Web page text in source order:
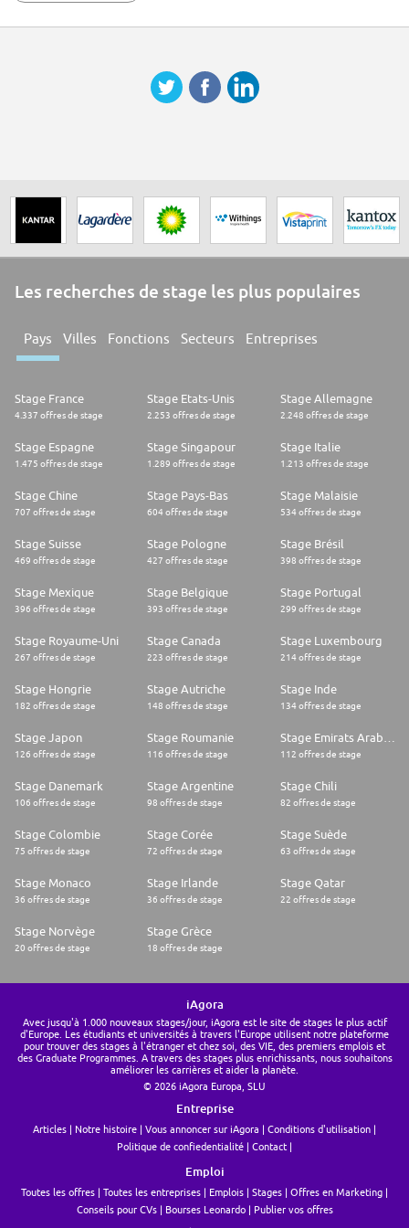
Disponibilidad de viajar
Razonamiento Lógico-Matemático
Análisis y solución de problemas
Aprendizaje constante
Mejora continua
Ninguno
Les recherches de stage les plus populaires
Pays Villes Fonctions Secteurs Entreprises
Stage France
4.337 offres de stage
Stage Etats-Unis
2.253 offres de stage
Stage Allemagne
2.248 offres de stage
Stage Espagne
1.475 offres de stage
Stage Singapour
1.289 offres de stage
Stage Italie
1.213 offres de stage
Stage Chine
707 offres de stage
Stage Pays-Bas
604 offres de stage
Stage Malaisie
534 offres de stage
Stage Suisse
469 offres de stage
Stage Pologne
427 offres de stage
Stage Brésil
398 offres de stage
Stage Mexique
396 offres de stage
Stage Belgique
393 offres de stage
Stage Portugal
299 offres de stage
Stage Royaume-Uni
267 offres de stage
Stage Canada
223 offres de stage
Stage Luxembourg
214 offres de stage
Stage Hongrie
182 offres de stage
Stage Autriche
148 offres de stage
Stage Inde
134 offres de stage
Stage Japon
126 offres de stage
Stage Roumanie
116 offres de stage 112 offres de stage
Stage Danemark
106 offres de stage
Stage Argentine
98 offres de stage
Stage Chili
82 offres de stage
Stage Colombie
75 offres de stage
Stage Corée
72 offres de stage
Stage Suède
63 offres de stage
Stage Monaco
36 offres de stage
Stage Irlande
36 offres de stage
Stage Qatar
22 offres de stage
Stage Norvège
20 offres de stage
Stage Grèce
18 offres de stage
iAgora
Avec jusqu'à 1.000 nouveaux stages/jour, iAgora est le site de stages le plus actif
d'Europe. Les étudiants et universités à travers l'Europe utilisent notre plateforme
pour trouver des stages à l'étranger et chez soi, des VIE, des premiers emplois et
des Graduate Programmes. A travers des stages plus enrichissants, nous souhaitons
améliorer les carrières et aider la planète.
© 2026 iAgora Europa, SLU
Entreprise
Articles Notre histoire Vous annoncer sur iAgora
Conditions d'utilisation
Politique de confiedentialité
Contact
Emploi
Toutes les offres Toutes les entreprises Emplois Stages
Offres en Marketing
Conseils pour CVs
Bourses Leonardo Publier vos offres